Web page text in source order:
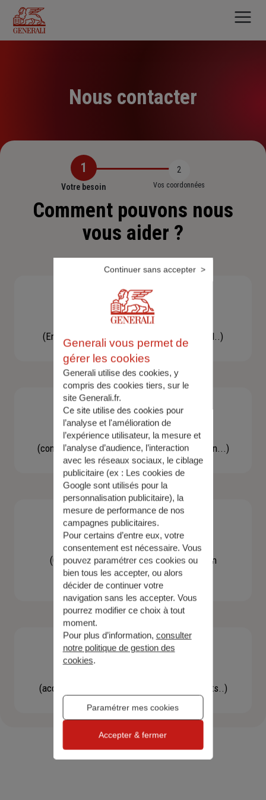
contenu
principal
Nous contacter
1
Votre besoin
2
Vos coordonnées
Comment pouvons nous
vous aider ?
Besoin d'une assistance
(En cas d'accident, bris de glace, un conseil..)
Demande d'information
(concernant une actualité, une réglementation...)
Contacter un agent
(Obtenir un devis, une information, faire un
bilan...)
(accéder à l'espace client, gérer mes contrats..)
Generali vous permet de
gérer les cookies
Generali utilise des cookies, y
compris des cookies tiers, sur le
site Generali.fr.
Ce site utilise des cookies pour
l’analyse et l'amélioration de
l’expérience utilisateur, la mesure et
l’analyse d’audience, l’interaction
avec les réseaux sociaux, le ciblage
publicitaire (ex : Les cookies de
Google sont utilisés pour la
personnalisation publicitaire), la
mesure de performance de nos
campagnes publicitaires.
Pour certains d’entre eux, votre
consentement est nécessaire. Vous
pouvez paramétrer ces cookies ou
bien tous les accepter, ou alors
décider de continuer votre
navigation sans les accepter. Vous
pourrez modifier ce choix à tout
moment.
Pour plus d’information, consulter
notre politique de gestion des
cookies.
Paramétrer mes cookies
Continuer sans accepter
Accepter & fermer